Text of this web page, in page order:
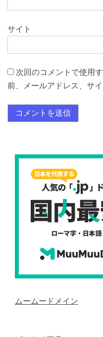
サイト
次回のコメントで使用
前、メールアドレス、サイ
ムームードメイン